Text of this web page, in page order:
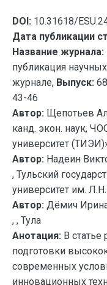
DOI: 10.31618/
Дата публикации
Название журнала:
публикация
журнале, Выпуск:
43-46
Автор: Щепотьев
канд. экон. наук,
университет
Автор: Надеин
, Тульский
университет им. Л.Н.
Автор: Дёмич
, , Тула
Анотация: В статье
подготовки
современных
инновационных